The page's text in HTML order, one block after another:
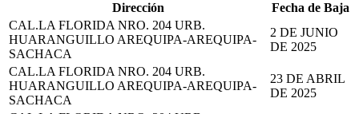
Dirección
Fecha de Baja
CAL.LA FLORIDA NRO. 204 URB.
HUARANGUILLO AREQUIPA-AREQUIPA-
SACHACA
2 DE JUNIO
DE 2025
CAL.LA FLORIDA NRO. 204 URB.
HUARANGUILLO AREQUIPA-AREQUIPA-
SACHACA
23 DE ABRIL
DE 2025